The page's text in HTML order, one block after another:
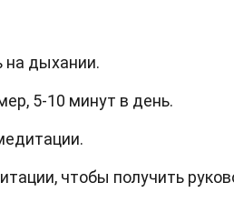
на дыхании.
5-10 минут в день.
чтобы получить